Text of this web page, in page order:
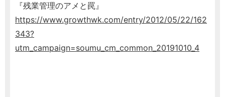
『残業管理のアメと罠』
https://www.growthwk.com/entry/2012/05/22/162
343?
utm_campaign=soumu_cm_common_20191010_4